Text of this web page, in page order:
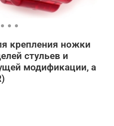
крепления ножки
стульев и
модификации, а